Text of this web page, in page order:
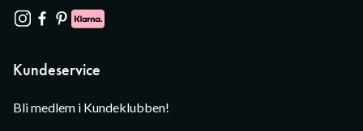
Kundeservice
Bli medlem i Kundeklubben!